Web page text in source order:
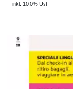
inkl. 10,0% Ust